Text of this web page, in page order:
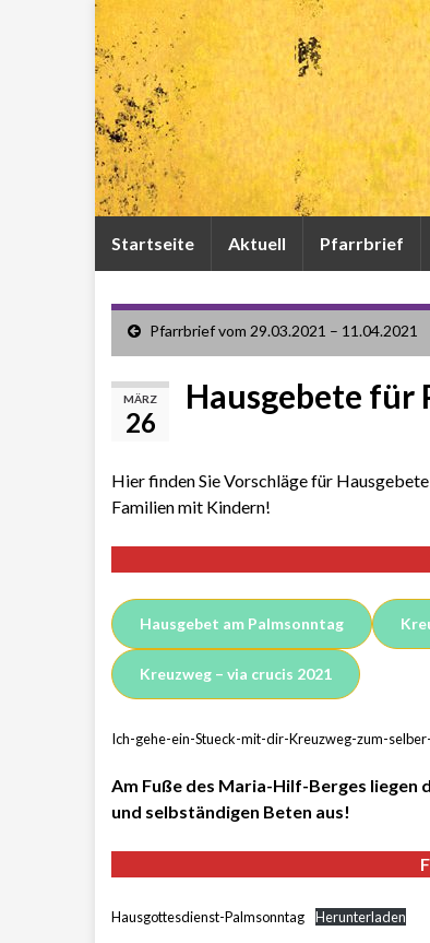
Startseite Aktuell Pfarrbrief
Pfarrbrief vom 29.03.2021 – 11.04.2021
MÄRZ
26
Hausgebete für
Hier finden Sie Vorschläge für
Familien mit Kindern!
Hausgebet am Palmsonntag
Kreuzweg – via crucis 2021
Ich-gehe-ein-Stueck-mit-dir-Kreuzweg-zum-
Am Fuße des Maria-Hilf-Berges
und selbständigen Beten aus!
Hausgottesdienst-Palmsonntag Herunterladen